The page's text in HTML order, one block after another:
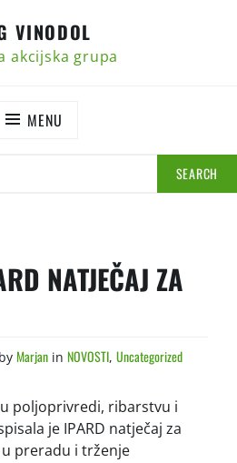
VINODOL
akcijska grupa
MENU
NATJEČAJ ZA
by Marjan in NOVOSTI, Uncategorized
poljoprivredi, ribarstvu i
je IPARD natječaj za
preradu i trženje